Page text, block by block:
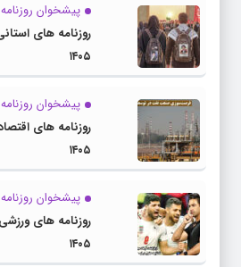
پیشخوان روزنامه
۱۴۰۵
پیشخوان روزنامه
۱۴۰۵
پیشخوان روزنامه
۱۴۰۵